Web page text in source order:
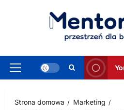
Menu
Strona domowa
Marketing